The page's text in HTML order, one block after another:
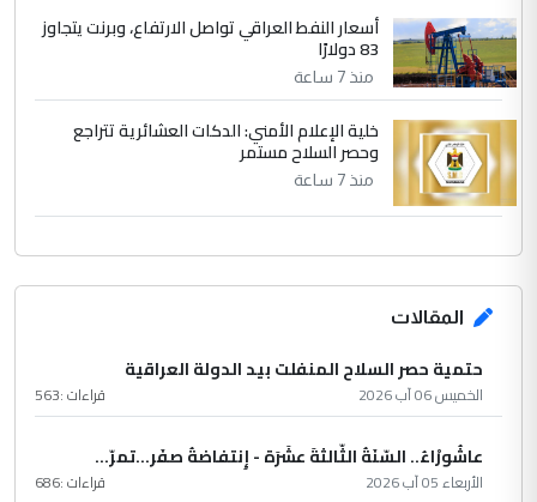
أسعار النفط العراقي تواصل الارتفاع، وبرنت يتجاوز
83 دولارًا
منذ 7 ساعة
خلية الإعلام الأمني: الدكات العشائرية تتراجع
وحصر السلاح مستمر
منذ 7 ساعة
المقالات
حتمية حصر السلاح المنفلت بيد الدولة العراقية
الخميس 06 آب 2026 قراءات :563
عاشُورْاءُ.. السّنَةُ الثّالثةَ عشَرَة - إِنتفاضةُ صفَر…تمرّ...
الأربعاء 05 آب 2026 قراءات :686